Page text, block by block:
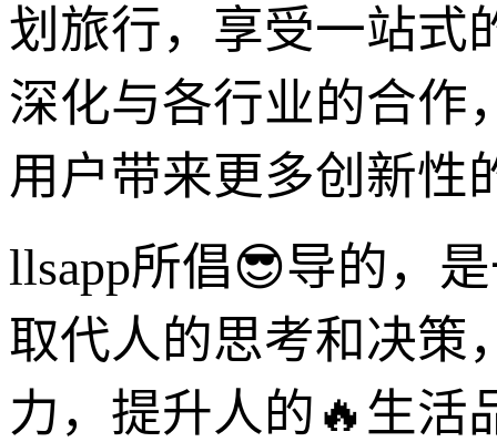
划旅行，享受一站式
深化与各行业的合作
用户带来更多创新性
llsapp所倡😎导的，
取代人的思考和决策
力，提升人的🔥生活